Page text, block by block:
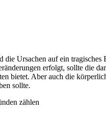
die Ursachen auf ein tragisches
erfolgt, sollte die
bietet. Aber auch die
sollte.
zählen